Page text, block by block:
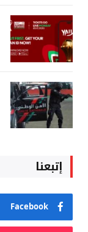
إتبعنا
Facebook